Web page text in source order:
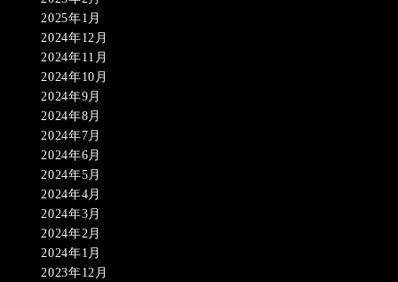
2025年1月
2024年12月
2024年11月
2024年10月
2024年9月
2024年8月
2024年7月
2024年6月
2024年5月
2024年4月
2024年3月
2024年2月
2024年1月
2023年12月